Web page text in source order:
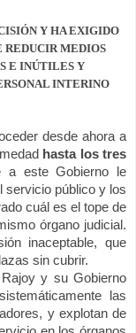
Y HA EXIGIDO
REDUCIR MEDIOS
E INÚTILES Y
INTERINO
desde ahora a
hasta los tres
a este Gobierno le
servicio público y los
cuál es el tope de
órgano judicial.
inaceptable, que
sin cubrir.
y su Gobierno
las
y explotan de